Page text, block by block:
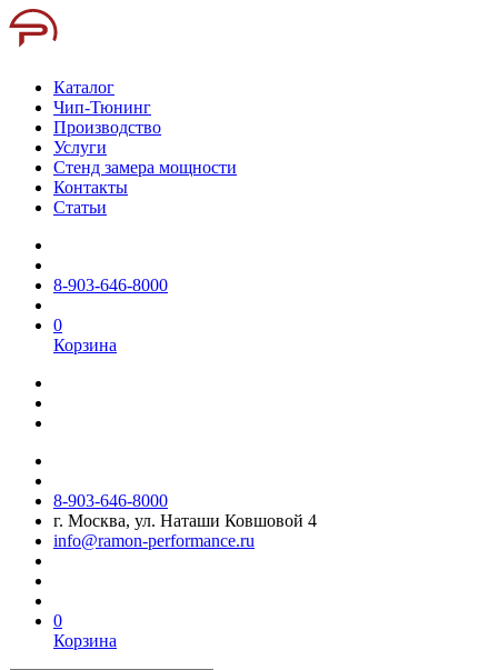
Каталог
Чип-Тюнинг
Производство
Услуги
Стенд замера мощности
Контакты
Статьи
8-903-646-8000
0
Корзина
8-903-646-8000
г. Москва, ул. Наташи Ковшовой 4
info@ramon-performance.ru
0
Корзина